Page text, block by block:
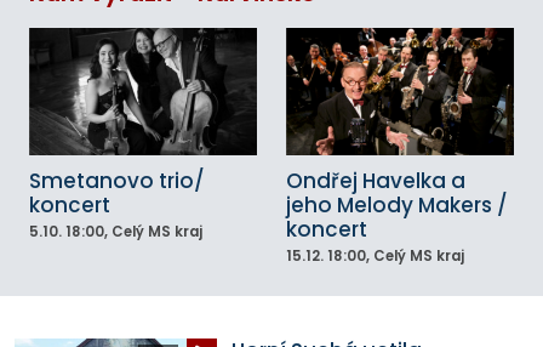
Smetanovo trio/
koncert
5.10. 18:00, Celý MS kraj
Ondřej Havelka a
jeho Melody Makers /
koncert
15.12. 18:00, Celý MS kraj